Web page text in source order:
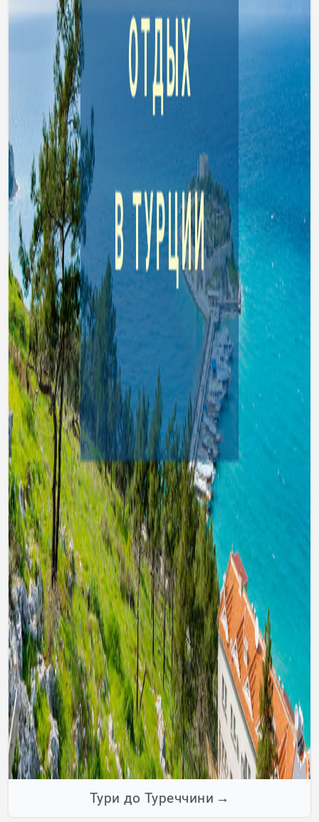
Тури до Туреччини